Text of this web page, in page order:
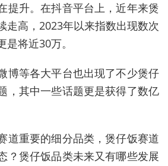
提升。在抖音平台上，近年来煲
走高，2023年以来指数出现数次
将近30万。
博等各大平台也出现了不少煲仔
，其中一些话题更是获得了数亿
道重要的细分品类，煲仔饭赛道
？煲仔饭品类未来又有哪些发展